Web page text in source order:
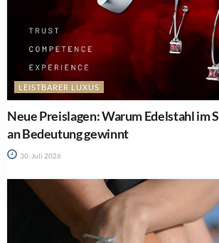
LEISTBARER LUXUS
Neue Preislagen: Warum Edelstahl im
an Bedeutung gewinnt
30. Juli 2026